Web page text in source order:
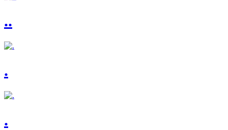
..
.
.